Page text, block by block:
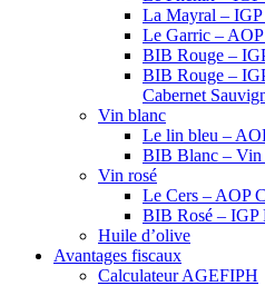
La Mayral – IGP
Le Garric –
BIB Rouge –
BIB Rouge –
Cabernet
Vin blanc
Le lin bleu –
BIB Blanc – Vin
Vin rosé
Le Cers – AOP
BIB Rosé – IGP
Huile d’olive
Avantages fiscaux
Calculateur AGEFIPH